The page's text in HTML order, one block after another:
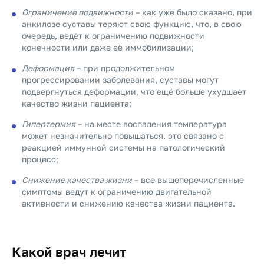
Ограничение подвижности – как уже было сказано, при
анкилозе суставы теряют свою функцию, что, в свою
очередь, ведёт к ограничению подвижности
конечности или даже её иммобилизации;
Деформация– при продолжительном
прогрессировании заболевания, суставы могут
подвергнуться деформации, что ещё больше ухудшает
качество жизни пациента;
Гипертермия– на месте воспаления температура
может незначительно повышаться, это связано с
реакцией иммунной системы на патологический
процесс;
Снижение качества жизни – все вышеперечисленные
симптомы ведут к ограничению двигательной
активности и снижению качества жизни пациента.
Какой врач лечит